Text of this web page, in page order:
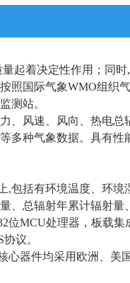
起着决定性作用；同
照国际气象WMO组织
测站。
、风速、风向、热电总
多种气象数据。具有性
,包括有环境温度、环
、总辐射年累计辐射量
MCU处理器，板载集
议。
心器件均采用欧洲、美